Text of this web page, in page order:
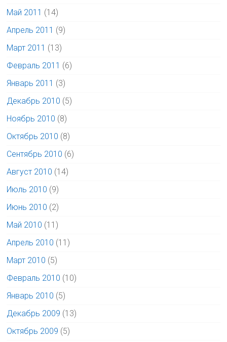
Май 2011 (14)
Апрель 2011 (9)
Март 2011 (13)
Февраль 2011 (6)
Январь 2011 (3)
Декабрь 2010 (5)
Ноябрь 2010 (8)
Октябрь 2010 (8)
Сентябрь 2010 (6)
Август 2010 (14)
Июль 2010 (9)
Июнь 2010 (2)
Май 2010 (11)
Апрель 2010 (11)
Март 2010 (5)
Февраль 2010 (10)
Январь 2010 (5)
Декабрь 2009 (13)
Октябрь 2009 (5)